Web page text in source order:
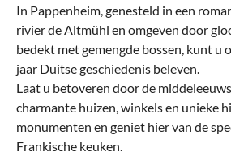
In Pappenheim, genesteld in een
rivier de Altmühl en omgeven door
bedekt met gemengde bossen, kunt u
jaar Duitse geschiedenis beleven.
Laat u betoveren door de
charmante huizen, winkels en unieke
monumenten en geniet hier van de
Frankische keuken.